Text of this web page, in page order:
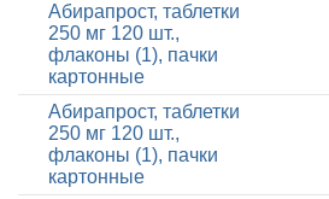
Абирапрост, таблетки
250 мг 120 шт.,
флаконы (1), пачки
картонные
Абирапрост, таблетки
250 мг 120 шт.,
флаконы (1), пачки
картонные